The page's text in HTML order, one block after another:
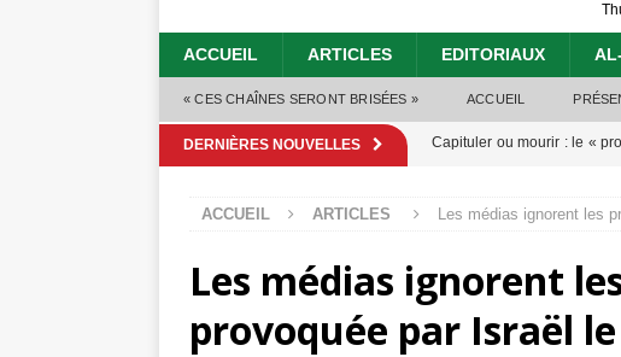
ACCUEIL ARTICLES EDITORIAUX
« CES CHAÎNES SERONT BRISÉES » ACCUEIL
DERNIÈRES NOUVELLES Capituler ou mourir : le «
Mille jours de génocide :
Les Israéliens effacent les
Alors que Trump annonce
tueries [ 4 août 2026 ]
ACCUEIL ARTICLES Les médias ignorent les
Les médias ignorent
provoquée par Israël